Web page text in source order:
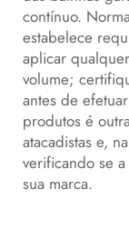
contínuo.
estabelece
aplicar
volume;
antes de
produtos é
atacadistas e,
verificando se
sua marca.